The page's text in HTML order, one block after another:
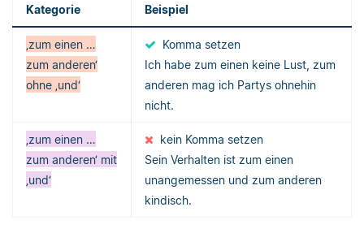
Kategorie Beispiel
‚zum einen …
zum anderen‘
ohne ‚und‘
Komma setzen
Ich habe zum einen keine Lust, zum
anderen mag ich Partys ohnehin
nicht.
‚zum einen …
zum anderen‘ mit
‚und‘
kein Komma setzen
Sein Verhalten ist zum einen
unangemessen und zum anderen
kindisch.